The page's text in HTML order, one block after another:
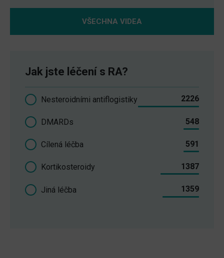
VŠECHNA VIDEA
Jak jste léčení s RA?
Nesteroidními antiflogistiky 2226
DMARDs 548
Cílená léčba 591
Kortikosteroidy 1387
Jiná léčba 1359